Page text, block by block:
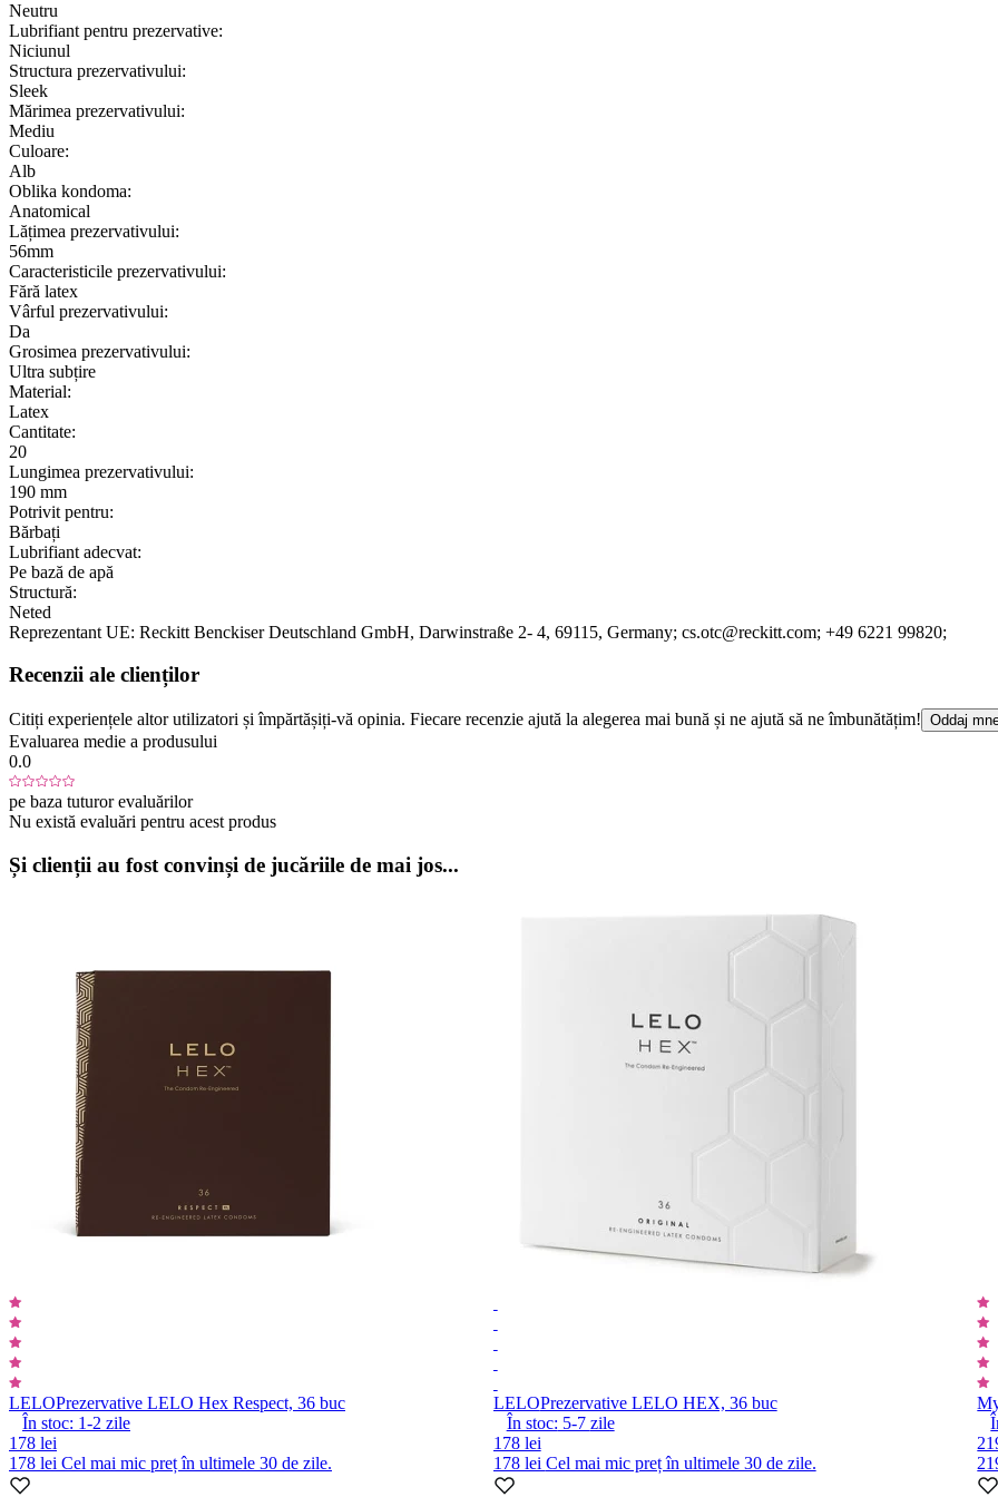
Neutru
Lubrifiant pentru prezervative:
Niciunul
Structura prezervativului:
Sleek
Mărimea prezervativului:
Mediu
Culoare:
Alb
Oblika kondoma:
Anatomical
Lățimea prezervativului:
56mm
Caracteristicile prezervativului:
Fără latex
Vârful prezervativului:
Da
Grosimea prezervativului:
Ultra subțire
Material:
Latex
Cantitate:
20
Lungimea prezervativului:
190 mm
Potrivit pentru:
Bărbați
Lubrifiant adecvat:
Pe bază de apă
Structură:
Neted
Reprezentant UE: Reckitt Benckiser Deutschland GmbH, Darwinstraße 2- 4, 69115, Germany; cs.otc@reckitt.com; +49 6221 99820;
Recenzii ale clienților
Citiți experiențele altor utilizatori și împărtășiți-vă opinia. Fiecare recenzie ajută la alegerea mai bună și ne ajută să ne îmbunătățim! Oddaj
Evaluarea medie a produsului
0.0
pe baza tuturor evaluărilor
Nu există evaluări pentru acest produs
Și clienții au fost convinși de jucăriile de mai jos...
LELOPrezervative LELO Hex Respect, 36 buc
În stoc: 1-2 zile
178 lei
178 lei Cel mai mic preț în ultimele 30 de zile.
LELOPrezervative LELO HEX, 36 buc
În stoc: 5-7 zile
178 lei
178 lei Cel mai mic preț în ultimele 30 de zile.